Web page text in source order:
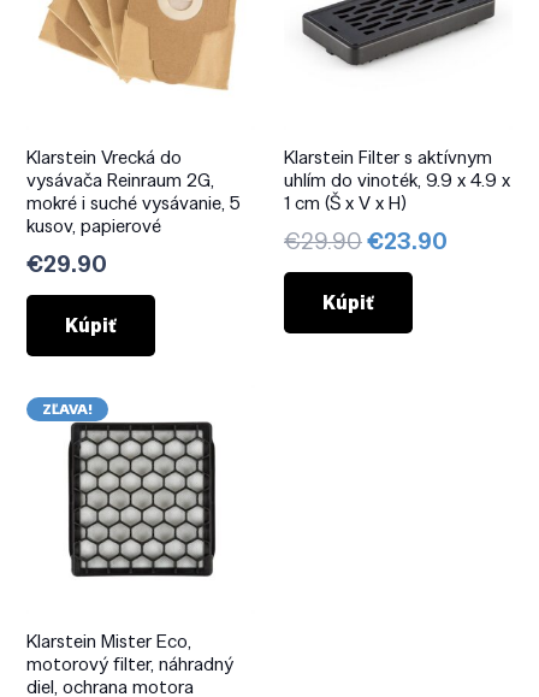
Klarstein Vrecká do
vysávača Reinraum 2G,
mokré i suché vysávanie, 5
kusov, papierové
€29.90
Kúpiť
Klarstein Filter s aktívnym
uhlím do vinoték, 9.9 x 4.9 x
1 cm (Š x V x H)
€29.90Pôvodná
cena
bola:
€29.90.
€23.90
Kúpiť
ZĽAVA!
Klarstein Mister Eco,
motorový filter, náhradný
diel, ochrana motora